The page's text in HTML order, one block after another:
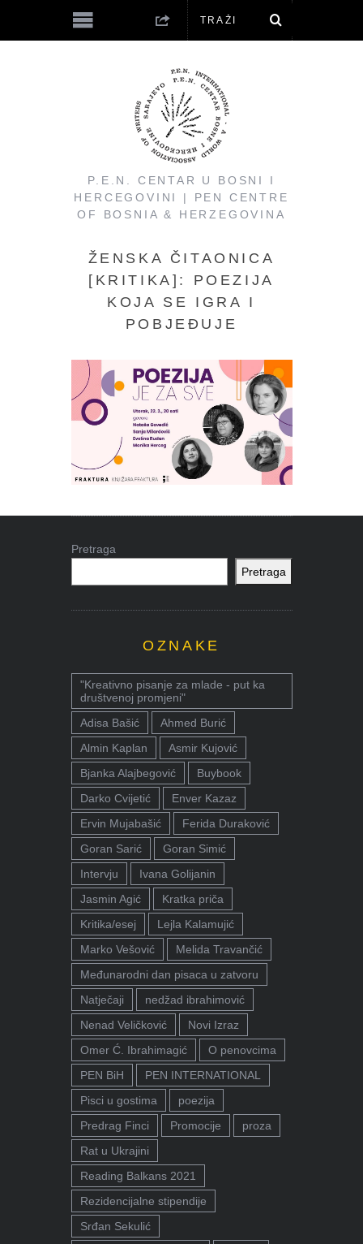
P.E.N. CENTAR U BOSNI I
HERCEGOVINI | PEN CENTRE
OF BOSNIA & HERZEGOVINA
ŽENSKA ČITAONICA
[KRITIKA]: POEZIJA
KOJA SE IGRA I
POBJEĐUJE
Pretraga
Pretraga
OZNAKE
"Kreativno pisanje za mlade - put ka
društvenoj promjeni"
Adisa Bašić
Ahmed Burić
Almin Kaplan
Asmir Kujović
Bjanka Alajbegović
Buybook
Darko Cvijetić
Enver Kazaz
Ervin Mujabašić
Ferida Duraković
Goran Sarić
Goran Simić
Intervju
Ivana Golijanin
Jasmin Agić
Kratka priča
Kritika/esej
Lejla Kalamujić
Marko Vešović
Melida Travančić
Međunarodni dan pisaca u zatvoru
Natječaji
nedžad ibrahimović
Nenad Veličković
Novi Izraz
Omer Ć. Ibrahimagić
O penovcima
PEN BiH
PEN INTERNATIONAL
Pisci u gostima
poezija
Predrag Finci
Promocije
proza
Rat u Ukrajini
Reading Balkans 2021
Rezidencijalne stipendije
Srđan Sekulić